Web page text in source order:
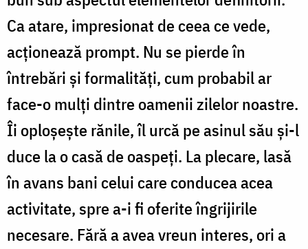
Ca atare, impresionat de ceea ce vede,
acționează prompt. Nu se pierde în
întrebări și formalități, cum probabil ar
face-o mulți dintre oamenii zilelor noastre.
Îi oploșește rănile, îl urcă pe asinul său și-l
duce la o casă de oaspeți. La plecare, lasă
în avans bani celui care conducea acea
activitate, spre a-i fi oferite îngrijirile
necesare. Fără a avea vreun interes, ori a